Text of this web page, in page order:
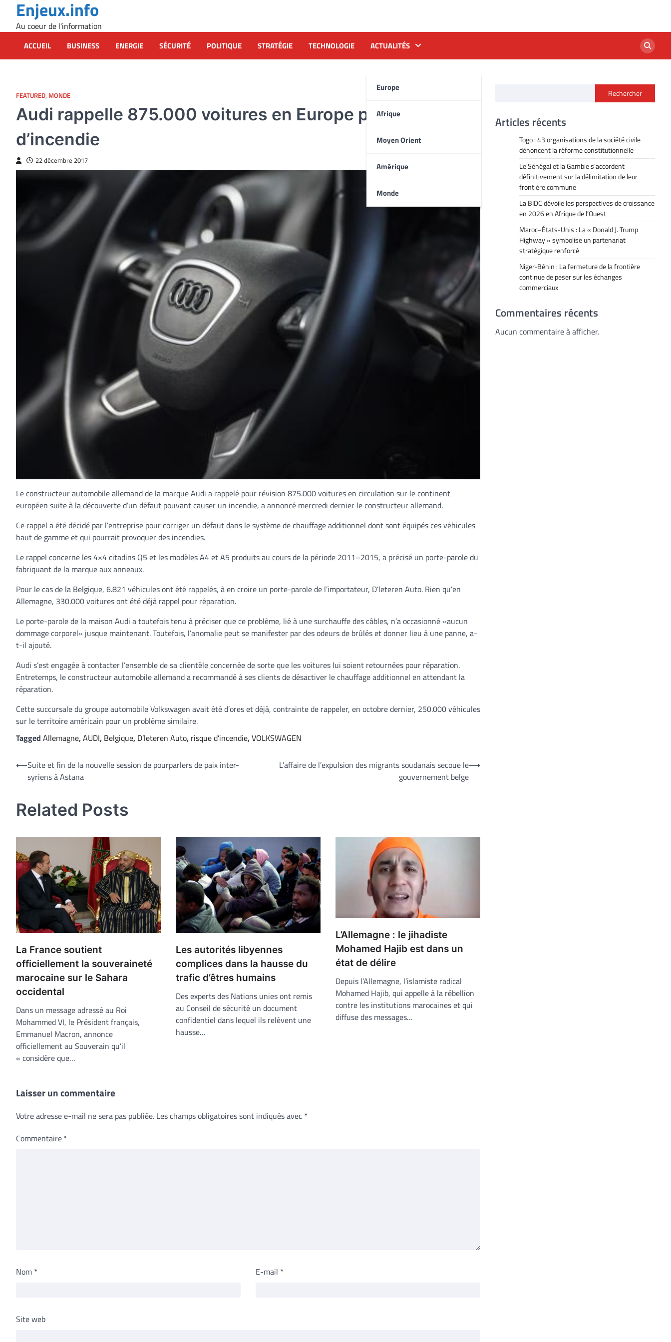
content
Enjeux.info
Au coeur de l'information
ACCUEIL BUSINESS ENERGIE SÉCURITÉ POLITIQUE STRATÉGIE TECHNOLOGIE ACTUALITÉS
Europe
Afrique
Moyen Orient
Amérique
Monde
FEATURED, MONDE
Audi rappelle 875.000 voitures en Europe pour risque
d’incendie
22 décembre 2017
Le constructeur automobile allemand de la marque Audi a rappelé pour révision 875.000 voitures en circulation sur le continent
européen suite à la découverte d’un défaut pouvant causer un incendie, a annoncé mercredi dernier le constructeur allemand.
Ce rappel a été décidé par l’entreprise pour corriger un défaut dans le système de chauffage additionnel dont sont équipés ces véhicules
haut de gamme et qui pourrait provoquer des incendies.
Le rappel concerne les 4×4 citadins Q5 et les modèles A4 et A5 produits au cours de la période 2011–2015, a précisé un porte-parole du
fabriquant de la marque aux anneaux.
Pour le cas de la Belgique, 6.821 véhicules ont été rappelés, à en croire un porte-parole de l’importateur, D’leteren Auto. Rien qu’en
Allemagne, 330.000 voitures ont été déjà rappel pour réparation.
Le porte-parole de la maison Audi a toutefois tenu à préciser que ce problème, lié à une surchauffe des câbles, n’a occasionné «aucun
dommage corporel» jusque maintenant. Toutefois, l’anomalie peut se manifester par des odeurs de brûlés et donner lieu à une panne, a-
t-il ajouté.
Audi s’est engagée à contacter l’ensemble de sa clientèle concernée de sorte que les voitures lui soient retournées pour réparation.
Entretemps, le constructeur automobile allemand a recommandé à ses clients de désactiver le chauffage additionnel en attendant la
réparation.
Cette succursale du groupe automobile Volkswagen avait été d’ores et déjà, contrainte de rappeler, en octobre dernier, 250.000 véhicules
sur le territoire américain pour un problème similaire.
Tagged Allemagne,AUDI, Belgique, D’leteren Auto, risque d’incendie,VOLKSWAGEN
Navigation
⟵Suite et fin de la nouvelle session de pourparlers de paix inter-
syriens à Astana
L’affaire de l’expulsion des migrants soudanais secoue le
gouvernement belge
⟶
Related Posts
La France soutient
officiellement la souveraineté
marocaine sur le Sahara
occidental
Dans un message adressé au Roi
Mohammed VI, le Président français,
Emmanuel Macron, annonce
officiellement au Souverain qu’il
« considère que…
Les autorités libyennes
complices dans la hausse du
trafic d’êtres humains
Des experts des Nations unies ont remis
au Conseil de sécurité un document
confidentiel dans lequel ils relèvent une
hausse…
L’Allemagne : le jihadiste
Mohamed Hajib est dans un
état de délire
Depuis l’Allemagne, l’islamiste radical
Mohamed Hajib, qui appelle à la rébellion
contre les institutions marocaines et qui
diffuse des messages…
Laisser un commentaire
Votre adresse e-mail ne sera pas publiée. Les champs obligatoires sont indiqués avec *
Commentaire *
Nom * E-mail *
Site web
Rechercher
Articles récents
Togo : 43 organisations de la société civile
dénoncent la réforme constitutionnelle
Le Sénégal et la Gambie s’accordent
définitivement sur la délimitation de leur
frontière commune
La BIDC dévoile les perspectives de croissance
en 2026 en Afrique de l’Ouest
Maroc–États-Unis : La « Donald J. Trump
Highway » symbolise un partenariat
stratégique renforcé
Niger-Bénin : La fermeture de la frontière
continue de peser sur les échanges
commerciaux
Commentaires récents
Aucun commentaire à afficher.